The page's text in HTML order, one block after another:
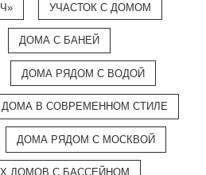
УЧАСТОК С ДОМОМ
ДОМА С БАНЕЙ
ДОМА РЯДОМ С ВОДОЙ
ДОМА В СОВРЕМЕННОМ СТИЛЕ
ДОМА РЯДОМ С МОСКВОЙ
ДОМОВ С БАССЕЙНОМ